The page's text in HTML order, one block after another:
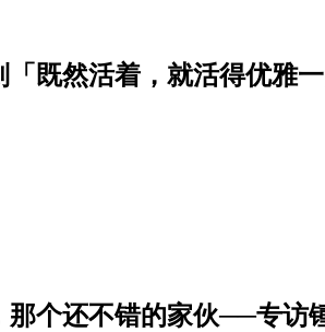
「既然活着，就活得优雅
那个还不错的家伙──专访